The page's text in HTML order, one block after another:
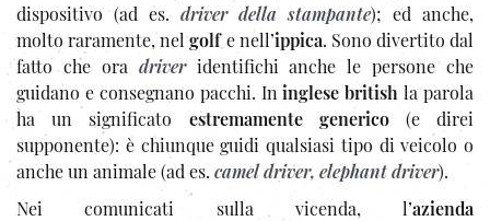
dispositivo (ad es. driver della stampante); ed anche,
molto raramente, nelgolfe nell’ippica. Sono divertito dal
fatto che ora driveridentifichi anche le persone che
guidano e consegnano pacchi. Ininglese british la parola
ha
un significato estremamente generico (e direi
supponente): è chiunque guidi qualsiasi tipo di veicolo o
anche un animale (ad es. camel driver, elephant driver).
Nei comunicati sulla vicenda, l’azienda